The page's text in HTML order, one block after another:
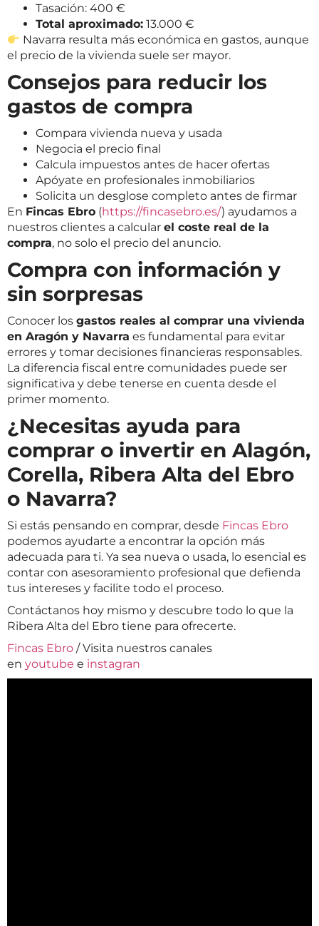
Tasación: 400 €
Total aproximado: 13.000 €
Navarra resulta más económica en gastos, aunque
el precio de la vivienda suele ser mayor.
Consejos para reducir los
gastos de compra
Compara vivienda nueva y usada
Negocia el precio final
Calcula impuestos antes de hacer ofertas
Apóyate en profesionales inmobiliarios
Solicita un desglose completo antes de firmar
En Fincas Ebro (https://fincasebro.es/) ayudamos a
nuestros clientes a calcular el coste real de la
compra, no solo el precio del anuncio.
Compra con información y
sin sorpresas
Conocer los gastos reales al comprar una vivienda
en Aragón y Navarra es fundamental para evitar
errores y tomar decisiones financieras responsables.
La diferencia fiscal entre comunidades puede ser
significativa y debe tenerse en cuenta desde el
primer momento.
¿Necesitas ayuda para
comprar o invertir en Alagón,
Corella, Ribera Alta del Ebro
o Navarra?
Si estás pensando en comprar, desde Fincas Ebro
podemos ayudarte a encontrar la opción más
adecuada para ti. Ya sea nueva o usada, lo esencial es
contar con asesoramiento profesional que defienda
tus intereses y facilite todo el proceso.
Contáctanos hoy mismo y descubre todo lo que la
Ribera Alta del Ebro tiene para ofrecerte.
Fincas Ebro / Visita nuestros canales
en youtube e instagran